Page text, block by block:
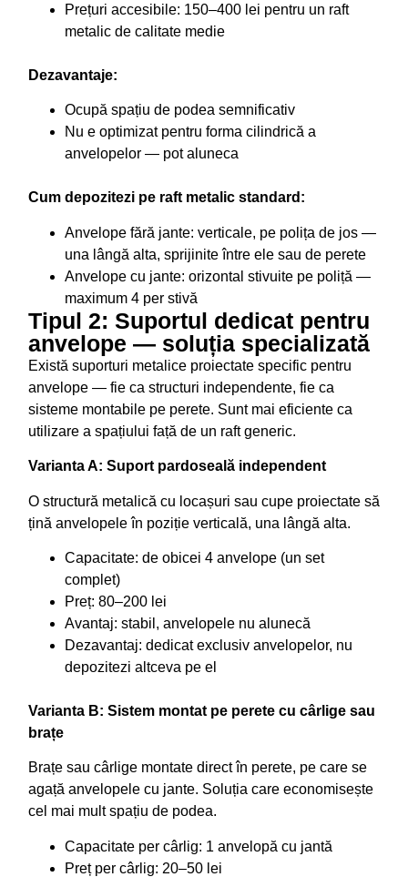
Prețuri accesibile: 150–400 lei pentru un raft
metalic de calitate medie
Dezavantaje:
Ocupă spațiu de podea semnificativ
Nu e optimizat pentru forma cilindrică a
anvelopelor — pot aluneca
Cum depozitezi pe raft metalic standard:
Anvelope fără jante: verticale, pe polița de jos —
una lângă alta, sprijinite între ele sau de perete
Anvelope cu jante: orizontal stivuite pe poliță —
maximum 4 per stivă
Tipul 2: Suportul dedicat pentru
anvelope — soluția specializată
Există suporturi metalice proiectate specific pentru
anvelope — fie ca structuri independente, fie ca
sisteme montabile pe perete. Sunt mai eficiente ca
utilizare a spațiului față de un raft generic.
Varianta A: Suport pardoseală independent
O structură metalică cu locașuri sau cupe proiectate să
țină anvelopele în poziție verticală, una lângă alta.
Capacitate: de obicei 4 anvelope (un set
complet)
Preț: 80–200 lei
Avantaj: stabil, anvelopele nu alunecă
Dezavantaj: dedicat exclusiv anvelopelor, nu
depozitezi altceva pe el
Varianta B: Sistem montat pe perete cu cârlige sau
brațe
Brațe sau cârlige montate direct în perete, pe care se
agață anvelopele cu jante. Soluția care economisește
cel mai mult spațiu de podea.
Capacitate per cârlig: 1 anvelopă cu jantă
Preț per cârlig: 20–50 lei